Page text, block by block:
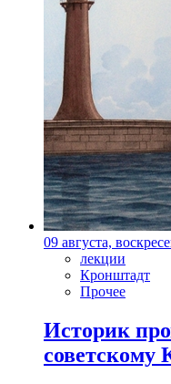
09 августа,
лекции
Кронштадт
Прочее
Историк
советскому